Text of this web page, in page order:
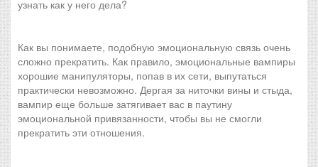
узнать как у него дела?
Как вы понимаете, подобную эмоциональную связь очень
сложно прекратить. Как правило, эмоциональные вампиры
хорошие манипуляторы, попав в их сети, выпутаться
практически невозможно. Дергая за ниточки вины и стыда,
вампир еще больше затягивает вас в паутину
эмоциональной привязанности, чтобы вы не смогли
прекратить эти отношения.